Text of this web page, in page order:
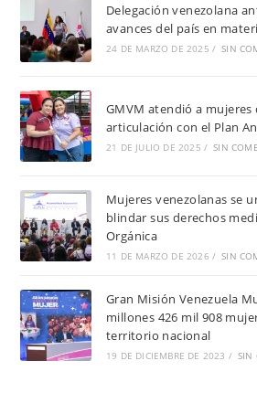
Delegación venezolana
avances del país en
24 DE MARZO DE 2025 / SIN
GMVM atendió a mujeres
articulación con el Plan
21 DE JULIO DE 2025 / SIN
Mujeres venezolanas se
blindar sus derechos
Orgánica
11 DE MARZO DE 2026 / SIN
Gran Misión Venezuela
millones 426 mil 908
territorio nacional
19 DE DICIEMBRE DE 2023 / SIN